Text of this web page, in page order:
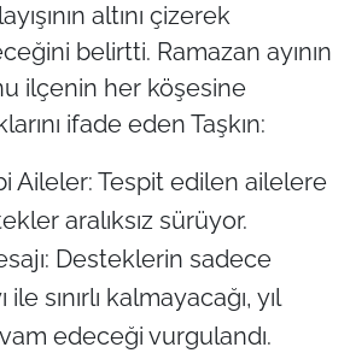
altını çizerek
belirtti. Ramazan ayının
ilçenin her köşesine
ifade eden Taşkın:
Aileler: Tespit edilen ailelere
aralıksız sürüyor.
Desteklerin sadece
sınırlı kalmayacağı, yıl
edeceği vurgulandı.